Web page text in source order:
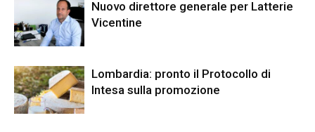
Nuovo direttore generale per Latterie
Vicentine
Lombardia: pronto il Protocollo di
Intesa sulla promozione